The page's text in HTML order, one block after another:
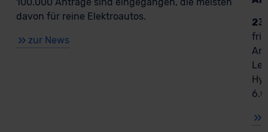
davon für reine Elektroautos.
zur News